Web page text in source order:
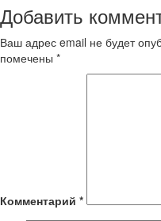
Добавить
Ваш адрес email не будет
помечены *
Комментарий *